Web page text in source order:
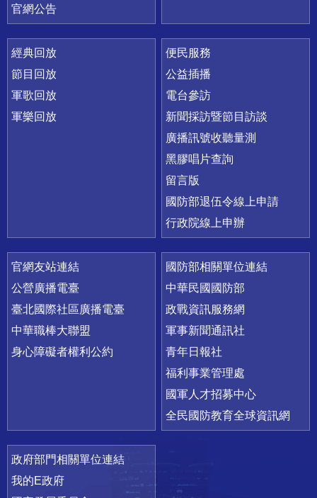
官網公告
經典回放
節目回放
軍歌回放
軍樂回放
便民服務
公益插播
電台參訪
新聞採訪暨節目訪談
廣播訊號收聽量測
黑膠唱片查詢
留言版
國防部退伍令線上申請
行政院線上申辦
官網友站連結
公營廣播電臺
臺北國際社區廣播電臺
中華職棒大聯盟
身心障礙者權利公約
國防部相關單位連結
中華民國國防部
政戰資訊服務網
軍事新聞通訊社
青年日報社
福利事業管理處
國軍人才招募中心
全民國防教育全球資訊網
政府部門相關單位連結
我的E政府